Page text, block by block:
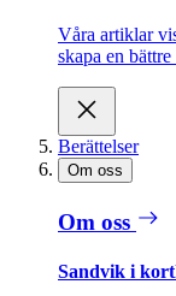
Våra artiklar
skapa en
Berättelser
Om oss
Om oss
Sandvik i